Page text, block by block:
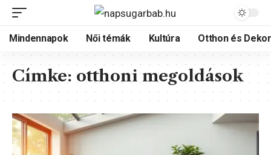
Mindennapok Női témák Kultúra Otthon és
Címke: otthoni megoldások